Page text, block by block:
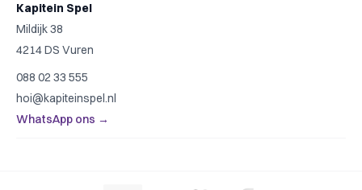
Top 10
Spelregels
Contact
Kapitein Spel
Mildijk 38
4214 DS Vuren
088 02 33 555
hoi@kapiteinspel.nl
WhatsApp ons →